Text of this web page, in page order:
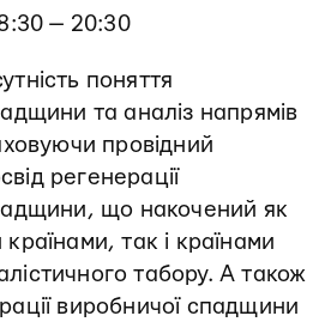
— 20:30
поняття
та аналіз напрямів
провідний
регенерації
що накочений як
країнами, так і країнами
табору. А також
виробничої спадщини